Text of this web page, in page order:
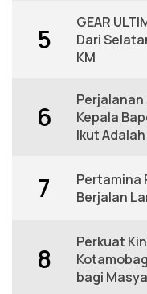
5
GEAR
Dari
KM
6
Perjalanan
Kepala
Ikut
7
Pertamina
Berjalan
8
Perkuat
bagi